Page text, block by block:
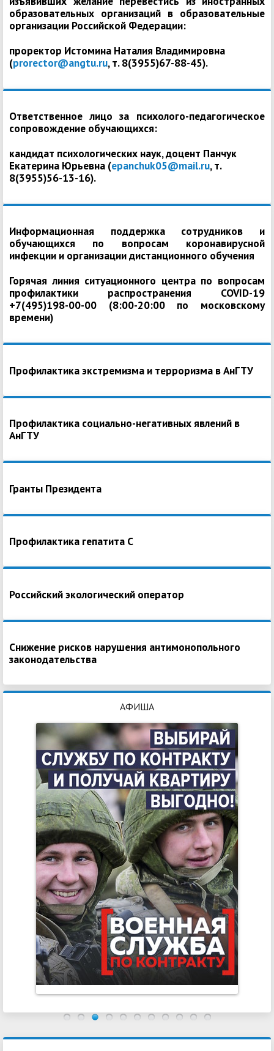
образовательных организаций в образовательные
организации Российской Федерации:
проректор Истомина Наталия Владимировна
(prorector@angtu.ru, т. 8(3955)67-88-45).
Ответственное лицо за психолого-педагогическое
сопровождение обучающихся:
кандидат психологических наук, доцент Панчук
Екатерина Юрьевна (epanchuk05@mail.ru, т.
8(3955)56-13-16).
Информационная поддержка сотрудников и
обучающихся по вопросам коронавирусной
инфекции и организации дистанционного обучения
Горячая линия ситуационного центра по вопросам
профилактики распространения COVID-19
+7(495)198-00-00 (8:00-20:00 по московскому
времени)
Профилактика экстремизма и терроризма в АнГТУ
Профилактика социально-негативных явлений в
АнГТУ
Гранты Президента
Профилактика гепатита С
Российский экологический оператор
Снижение рисков нарушения антимонопольного
законодательства
АФИША